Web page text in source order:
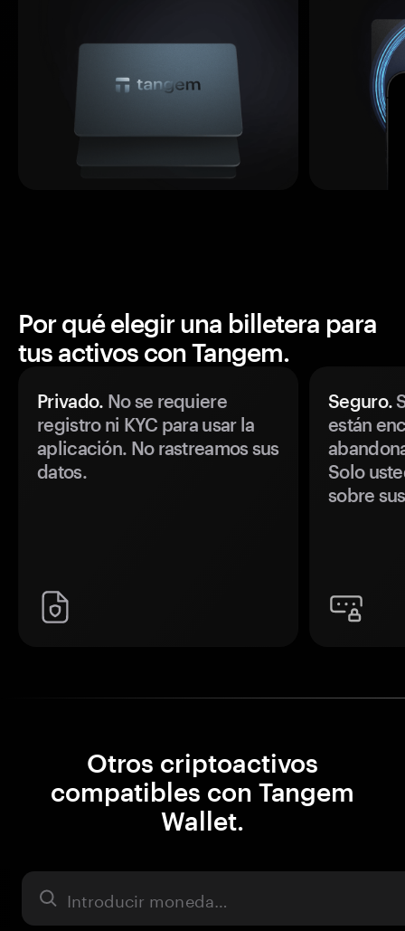
Por qué elegir una billetera para
tus activos con Tangem.
Privado. No se requiere
registro ni KYC para usar la
aplicación. No rastreamos sus
datos.
Seguro.
están
Solo
sobre
Otros criptoactivos
compatibles con Tangem
Wallet.
Activo